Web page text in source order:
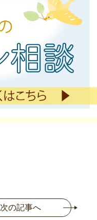
次の記事へ